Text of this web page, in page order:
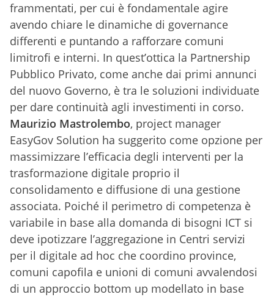
frammentati, per cui è fondamentale agire
avendo chiare le dinamiche di governance
differenti e puntando a rafforzare comuni
limitrofi e interni. In quest’ottica la Partnership
Pubblico Privato, come anche dai primi annunci
del nuovo Governo, è tra le soluzioni individuate
per dare continuità agli investimenti in corso.
Maurizio Mastrolembo, project manager
EasyGov Solution ha suggerito come opzione per
massimizzare l’efficacia degli interventi per la
trasformazione digitale proprio il
consolidamento e diffusione di una gestione
associata. Poiché il perimetro di competenza è
variabile in base alla domanda di bisogni ICT si
deve ipotizzare l’aggregazione in Centri servizi
per il digitale ad hoc che coordino province,
comuni capofila e unioni di comuni avvalendosi
di un approccio bottom up modellato in base